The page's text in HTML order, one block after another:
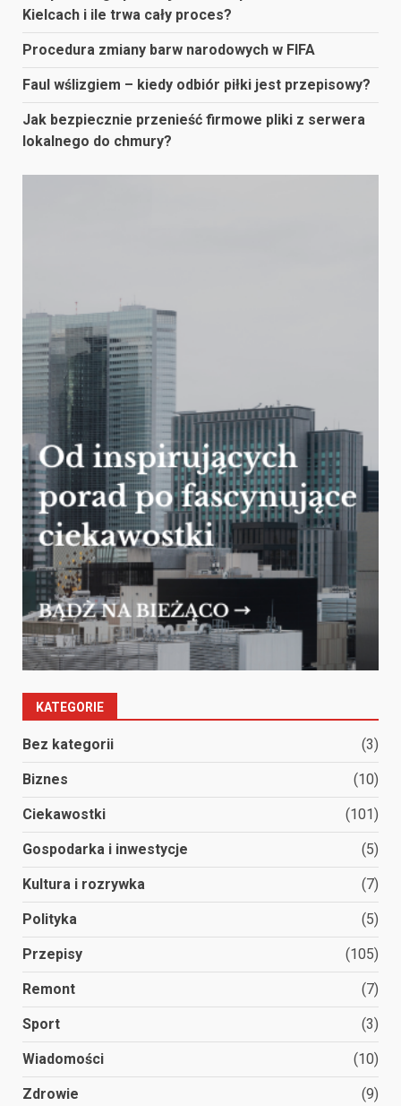
Kielcach i ile trwa cały proces?
Procedura zmiany barw narodowych w FIFA
Faul wślizgiem – kiedy odbiór piłki jest przepisowy?
Jak bezpiecznie przenieść firmowe pliki z serwera
lokalnego do chmury?
KATEGORIE
Bez kategorii (3)
Biznes (10)
Ciekawostki (101)
Gospodarka i inwestycje (5)
Kultura i rozrywka (7)
Polityka (5)
Przepisy (105)
Remont (7)
Sport (3)
Wiadomości (10)
Zdrowie (9)